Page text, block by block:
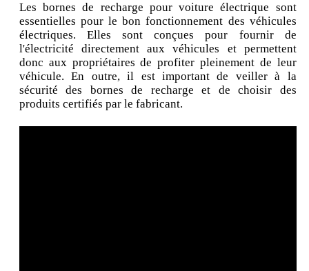
Les bornes de recharge pour voiture électrique sont
essentielles pour le bon fonctionnement des véhicules
électriques. Elles sont conçues pour fournir de
l'électricité directement aux véhicules et permettent
donc aux propriétaires de profiter pleinement de leur
véhicule. En outre, il est important de veiller à la
sécurité des bornes de recharge et de choisir des
produits certifiés par le fabricant.